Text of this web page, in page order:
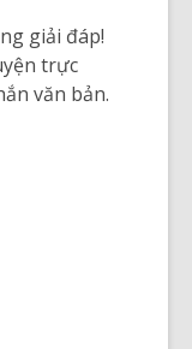
giải đáp!
trực
văn bản.